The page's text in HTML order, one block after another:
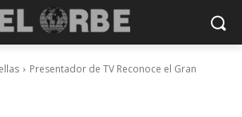
Presentador de TV Reconoce el Gran